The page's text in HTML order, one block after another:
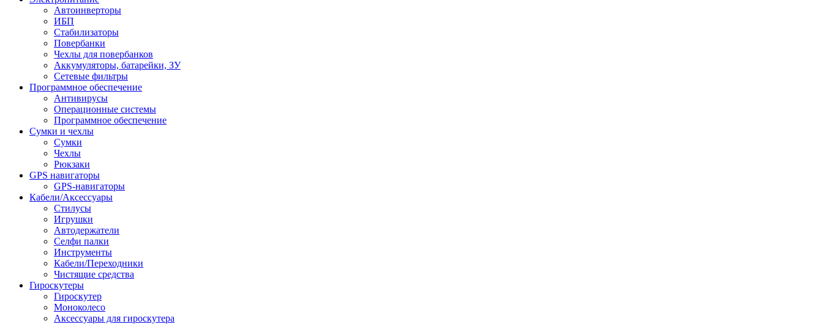
Автоинверторы
ИБП
Стабилизаторы
Повербанки
Чехлы для повербанков
Аккумуляторы, батарейки, ЗУ
Сетевые фильтры
Программное обеспечение
Антивирусы
Операционные системы
Программное обеспечение
Сумки и чехлы
Сумки
Чехлы
Рюкзаки
GPS навигаторы
GPS-навигаторы
Кабели/Аксессуары
Стилусы
Игрушки
Автодержатели
Селфи палки
Инструменты
Кабели/Переходники
Чистящие средства
Гироскутеры
Гироскутер
Моноколесо
Аксессуары для гироскутера